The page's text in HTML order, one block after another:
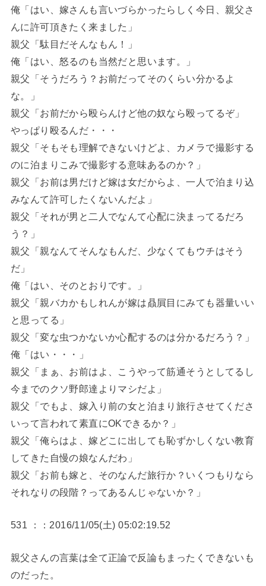
俺「はい、嫁さんも言いづらかったらしく今日、親父さ
んに許可頂きたく来ました」
親父「駄目だそんなもん！」
俺「はい、怒るのも当然だと思います。」
親父「そうだろう？お前だってそのくらい分かるよ
な。」
親父「お前だから殴らんけど他の奴なら殴ってるぞ」
やっぱり殴るんだ・・・
親父「そもそも理解できないけどよ、カメラで撮影する
のに泊まりこみで撮影する意味あるのか？」
親父「お前は男だけど嫁は女だからよ、一人で泊まり込
みなんて許可したくないんだよ」
親父「それが男と二人でなんて心配に決まってるだろ
う？」
親父「親なんてそんなもんだ、少なくてもウチはそう
だ」
俺「はい、そのとおりです。」
親父「親バカかもしれんが嫁は贔屓目にみても器量いい
と思ってる」
親父「変な虫つかないか心配するのは分かるだろう？」
俺「はい・・・」
親父「まぁ、お前はよ、こうやって筋通そうとしてるし
今までのクソ野郎達よりマシだよ」
親父「でもよ、嫁入り前の女と泊まり旅行させてくださ
いって言われて素直にOKできるか？」
親父「俺らはよ、嫁どこに出しても恥ずかしくない教育
してきた自慢の娘なんだわ」
親父「お前も嫁と、そのなんだ旅行か？いくつもりなら
それなりの段階？ってあるんじゃないか？」
531 ：：2016/11/05(土) 05:02:19.52
親父さんの言葉は全て正論で反論もまったくできないも
のだった。